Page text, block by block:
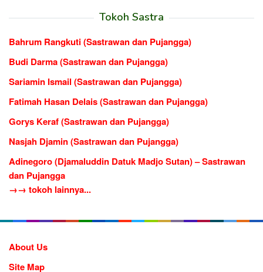
Tokoh Sastra
Bahrum Rangkuti (Sastrawan dan Pujangga)
Budi Darma (Sastrawan dan Pujangga)
Sariamin Ismail (Sastrawan dan Pujangga)
Fatimah Hasan Delais (Sastrawan dan Pujangga)
Gorys Keraf (Sastrawan dan Pujangga)
Nasjah Djamin (Sastrawan dan Pujangga)
Adinegoro (Djamaluddin Datuk Madjo Sutan) – Sastrawan
dan Pujangga
→→ tokoh lainnya...
About Us
Site Map